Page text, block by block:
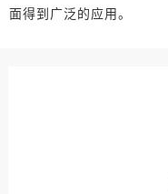
面得到广泛的应用。